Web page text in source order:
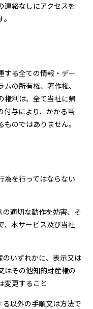
連絡なしにアクセスを
する全ての情報・デー
の所有権、著作権、
権利は、全て当社に帰
付与により、かかる当
のではありません。
為を行ってはならない
の適切な動作を妨害、そ
、本サービス及び当社
のいずれかに、表示又は
はその他知的財産権の
変更すること
る以外の手順又は方法で